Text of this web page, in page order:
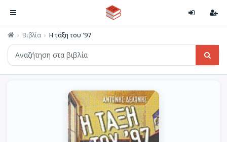
Βιβλία Η τάξη του '97